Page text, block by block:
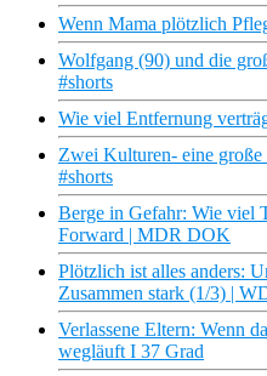
Wenn Mama plötzlich
Wolfgang (90) und die
#shorts
Wie viel Entfernung
Zwei Kulturen- eine
#shorts
Berge in Gefahr: Wie viel
Forward | MDR DOK
Plötzlich ist alles anders:
Zusammen stark (1/3) |
Verlassene Eltern: Wenn
wegläuft I 37 Grad